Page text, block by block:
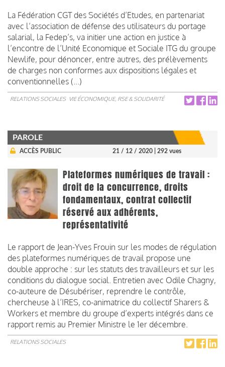
La Fédération CGT des Sociétés d’Etudes, en partenariat
avec l’association de défense des utilisateurs du portage
salarial, la Fedep’s, va initier une action en justice à
l’encontre de l’Unité Economique et Sociale ITG du groupe
Newlife, pour dénoncer, entre autres, des prélèvements
de charges non conformes aux dispositions légales et
conventionnelles (...)
RELATIONS SOCIALES VIE ÉCONOMIQUE, RSE & SOLIDARITÉ
PAROLE
ACCÈS PUBLIC 21 / 12 / 2020 | 292 vues
Plateformes numériques de travail :
droit de la concurrence, droits
fondamentaux, contrat collectif
réservé aux adhérents,
représentativité
Le rapport de Jean-Yves Frouin sur les modes de régulation
des plateformes numériques de travail propose une
double approche : sur les statuts des travailleurs et sur les
conditions du dialogue social. Entretien avec Odile Chagny,
co-auteure de Désubériser, reprendre le contrôle,
chercheuse à l’IRES, co-animatrice du collectif Sharers &
Workers et membre du groupe d’experts intégrés dans ce
rapport remis au Premier Ministre le 1er décembre.
RELATIONS SOCIALES